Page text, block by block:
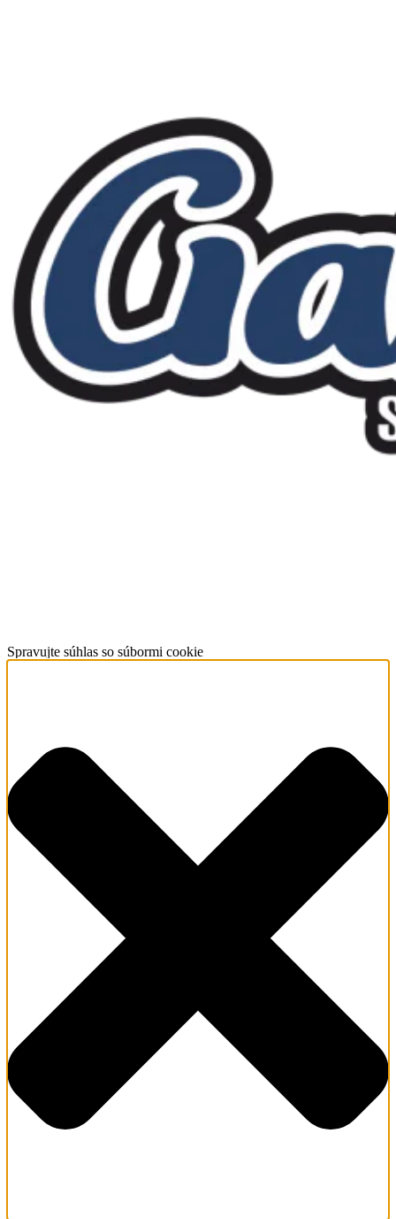
Spravujte súhlas so súbormi cookie